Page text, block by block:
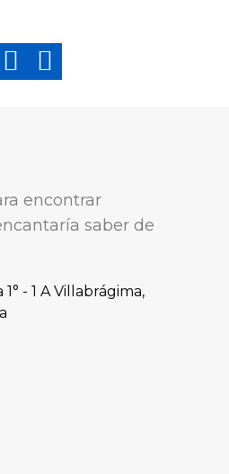
encontrar
saber de
- 1 A Villabrágima,